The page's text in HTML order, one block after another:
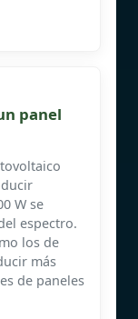
panel
W se
espectro.
los de
más
de paneles